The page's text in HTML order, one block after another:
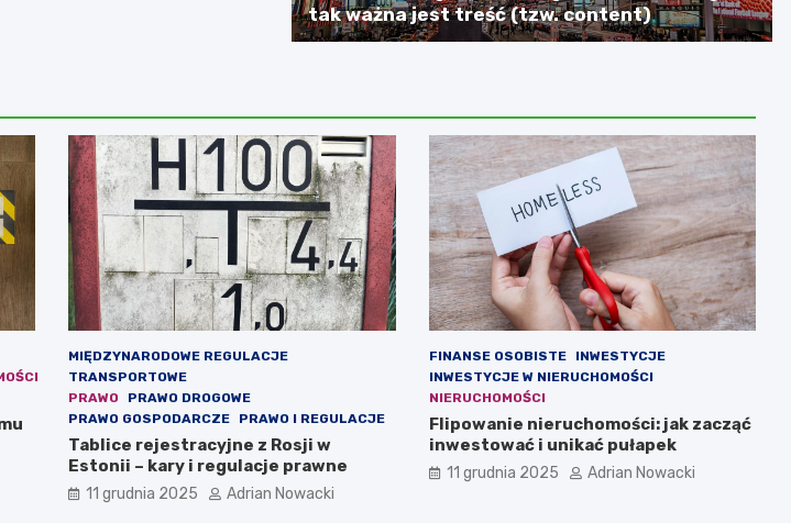
tak ważna jest treść (tzw. content)
MIĘDZYNARODOWE REGULACJE
TRANSPORTOWE
PRAWO
PRAWO DROGOWE
PRAWO GOSPODARCZE
PRAWO I REGULACJE
Tablice rejestracyjne z Rosji w
Estonii – kary i regulacje prawne
11 grudnia 2025 Adrian Nowacki
FINANSE OSOBISTE
INWESTYCJE
INWESTYCJE W NIERUCHOMOŚCI
NIERUCHOMOŚCI
Flipowanie nieruchomości: jak zacząć
inwestować i unikać pułapek
11 grudnia 2025 Adrian Nowacki